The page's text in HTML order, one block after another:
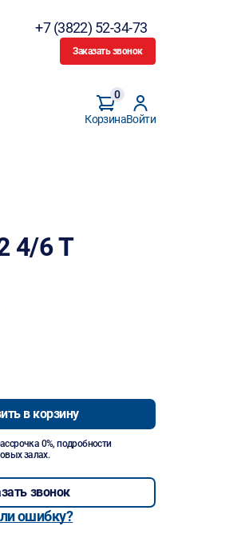
+7 (3822) 52-34-73
Заказать звонок
Корзина
0
Войти
4/6 T
в корзину
0%, подробности
залах.
звонок
ошибку?